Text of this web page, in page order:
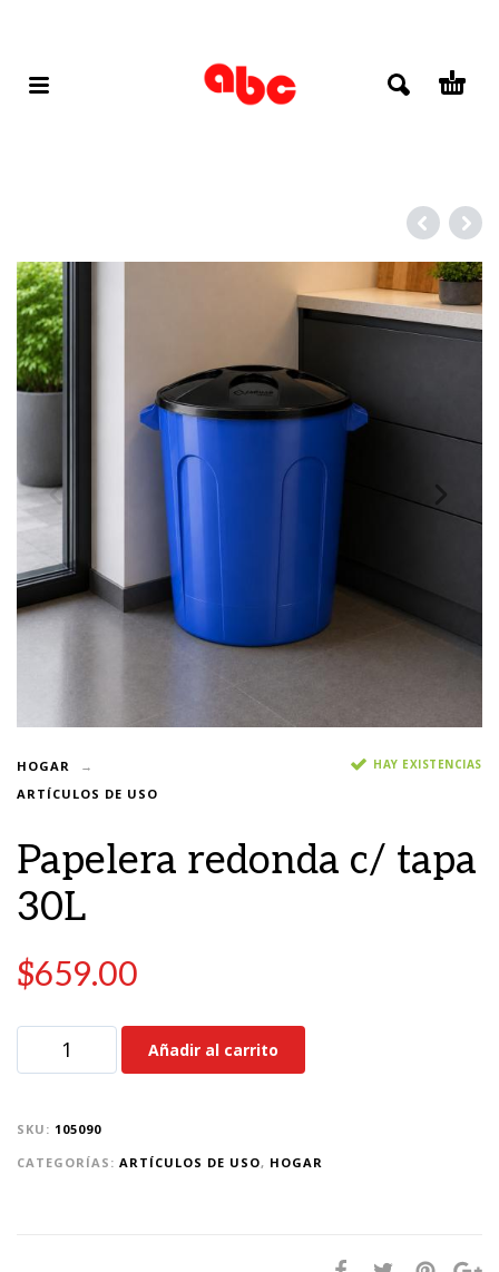
HOGAR
ARTÍCULOS DE USO
HAY EXISTENCIAS
Papelera redonda c/ tapa
30L
$659.00
Añadir al carrito
SKU: 105090
CATEGORÍAS: ARTÍCULOS DE USO, HOGAR